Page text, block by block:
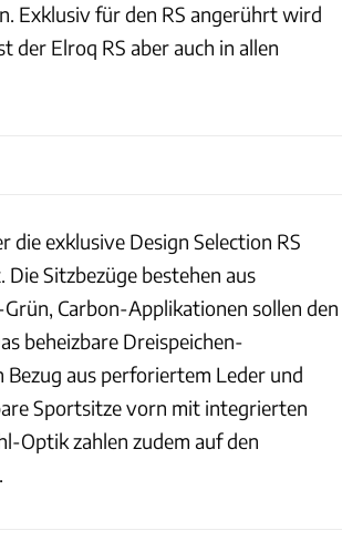
Exklusiv für den RS angerührt wird
der Elroq RS aber auch in allen
exklusive Design Selection RS
Sitzbezüge bestehen aus
Carbon-Applikationen sollen den
beheizbare Dreispeichen-
aus perforiertem Leder und
Sportsitze vorn mit integrierten
Optik zahlen zudem auf den